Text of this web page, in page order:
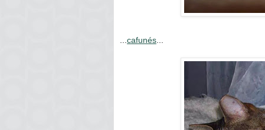
cafunés